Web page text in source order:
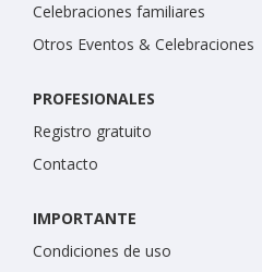
Celebraciones familiares
Otros Eventos & Celebraciones
PROFESIONALES
Registro gratuito
Contacto
IMPORTANTE
Condiciones de uso